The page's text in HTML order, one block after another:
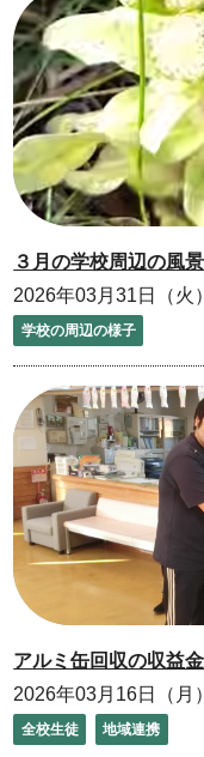
３月の学校周辺の風
2026年03月31日（火）
学校の周辺の様子
アルミ缶回収の収益
2026年03月16日（月）
全校生徒 地域連携